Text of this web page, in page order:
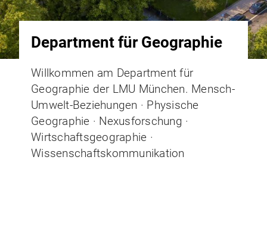
Department für Geographie
Willkommen am Department für
Geographie der LMU München. Mensch-
Umwelt-Beziehungen · Physische
Geographie · Nexusforschung ·
Wirtschaftsgeographie ·
Wissenschaftskommunikation